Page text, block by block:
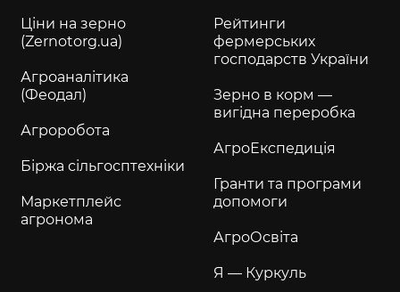
Ціни на зерно
(Zernotorg.ua)
Агроаналітика
(Феодал)
Агроробота
Біржа сільгосптехніки
Маркетплейс
агронома
Рейтинги
фермерських
господарств України
Зерно в корм —
вигідна переробка
АгроЕкспедиція
Гранти та програми
допомоги
АгроОсвіта
Я — Куркуль